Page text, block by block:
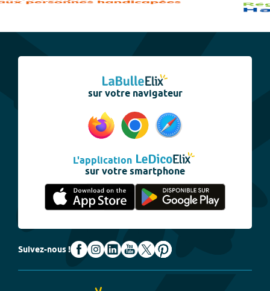
sur votre navigateur
L'application
sur votre smartphone
Suivez-nous !